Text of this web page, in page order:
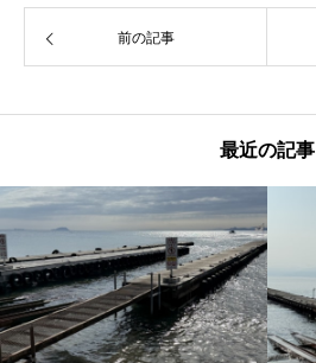
前の記事
最近の記事